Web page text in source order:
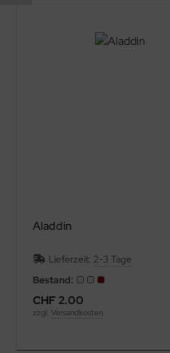
Aladdin
Lieferzeit: 2-3 Tage
Bestand:
CHF 2.00
zzgl. Versandkosten